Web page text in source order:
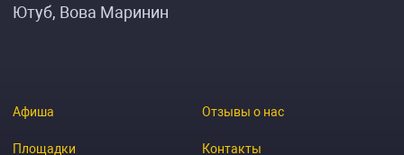
Ютуб, Вова Маринин
Афиша
Площадки
Отзывы о нас
Контакты